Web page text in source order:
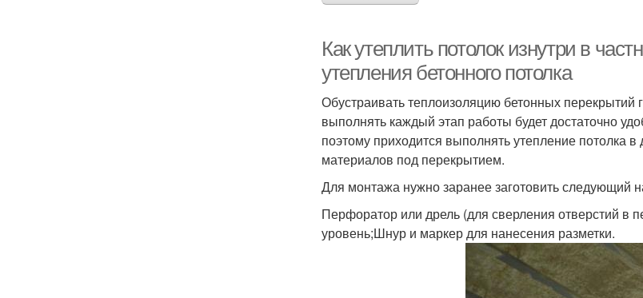
Как утеплить потолок изнутри в
утепления бетонного потолка
Обустраивать теплоизоляцию бетонных
выполнять каждый этап работы будет достаточно
поэтому приходится выполнять утепление потолка
материалов под перекрытием.
Для монтажа нужно заранее заготовить следующий
Перфоратор или дрель (для сверления отверстий в
уровень;Шнур и маркер для нанесения разметки.